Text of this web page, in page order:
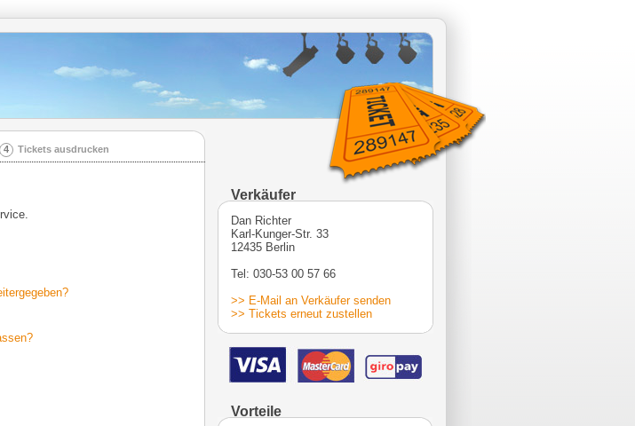
4 Tickets ausdrucken
Verkäufer
Dan Richter
Karl-Kunger-Str. 33
12435 Berlin
Tel: 030-53 00 57 66
>> E-Mail an Verkäufer senden
>> Tickets erneut zustellen
Vorteile